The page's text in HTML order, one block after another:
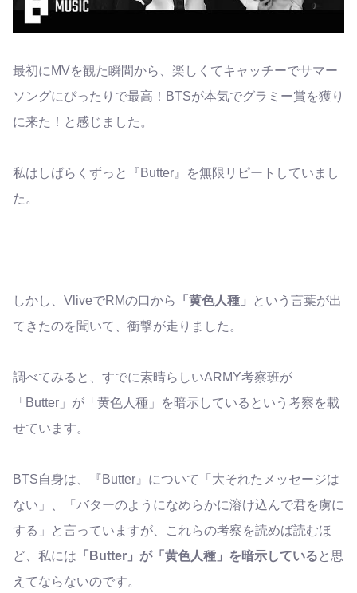
最初にMVを観た瞬間から、楽しくてキャッチーでサマー
ソングにぴったりで最高！BTSが本気でグラミー賞を獲り
に来た！と感じました。
私はしばらくずっと『Butter』を無限リピートしていまし
た。
しかし、VliveでRMの口から 「黄色人種」
という言葉が出
てきたのを聞いて、衝撃が走りました。
調べてみると、すでに素晴らしいARMY考察班が
「Butter」が「黄色人種」を暗示しているという考察を載
せています。
BTS自身は、『Butter』について「大それたメッセージは
ない」、「バターのようになめらかに溶け込んで君を虜に
する」と言っていますが、これらの考察を読めば読むほ
ど、私には 「Butter」が「黄色人種」を暗示している と思
えてならないのです。